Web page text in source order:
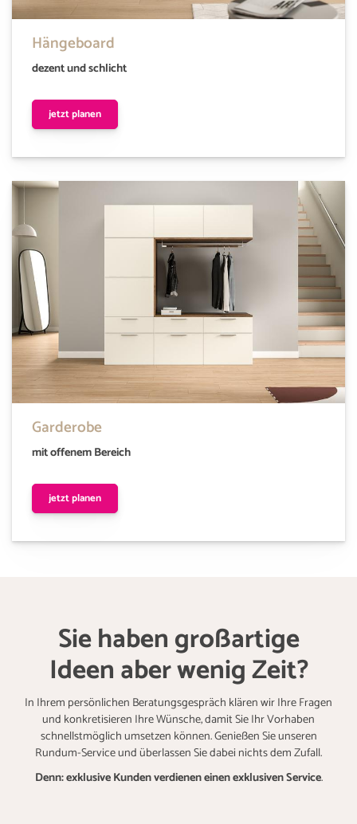
Hängeboard
dezent und schlicht
jetzt planen
Garderobe
mit offenem Bereich
jetzt planen
Sie haben großartige
Ideen aber wenig Zeit?
In Ihrem persönlichen Beratungsgespräch klären wir Ihre Fragen
und konkretisieren Ihre Wünsche, damit Sie Ihr Vorhaben
schnellstmöglich umsetzen können. Genießen Sie unseren
Rundum-Service und überlassen Sie dabei nichts dem Zufall.
Denn: exklusive Kunden verdienen einen exklusiven Service.